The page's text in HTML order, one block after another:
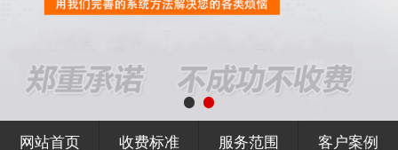
网站首页 收费标准 服务范围 客户案例